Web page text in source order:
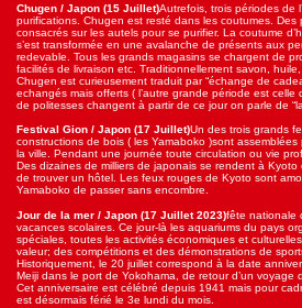
Chugen / Japon (15 Juillet)Autrefois, trois périodes de
purifications. Chugen est resté dans les coutumes. Des
consacrés sur les autels pour se purifier. La coutume
s’est transformée en une avalanche de présents aux
redevable. Tous les grands magasins se chargent de
facilités de livraison etc. Traditionnellement savon,
Chugen est curieusement traduit par “échange de
echangés mais offerts ( l’autre grande période est
de politesses changent à partir de ce jour on parle de
Festival Gion / Japon (17 Juillet)Un des trois grands
constructions de bois ( les Yamaboko )sont
la ville. Pendant une journée toute circulation ou vie
Des dizaines de milliers de japonais se rendent à Kyoto
de trouver un hôtel. Les feux rouges de Kyoto sont
Yamaboko de passer sans encombre.
Jour de la mer / Japon (17 Juillet 2023)fête nationale
vacances scolaires. Ce jour-là les aquariums du pays
spéciales, toutes les activités économiques et
valeur; des compétitions et des démonstrations de
Historiquement, le 20 juillet correspond à la date
Meiji dans le port de Yokohama, de retour d’un voyage
Cet anniversaire est célébré depuis 1941 mais pour
est désormais férié le 3e lundi du mois.